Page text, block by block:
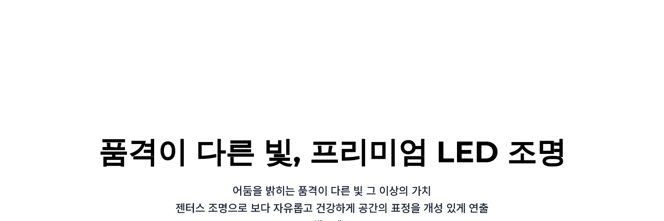
품격이 다른 빛, 프리미엄 LED 조명
어둠을 밝히는 품격이 다른 빛 그 이상의 가치
젠터스 조명으로 보다 자유롭고 건강하게 공간의 표정을 개성 있게 연출